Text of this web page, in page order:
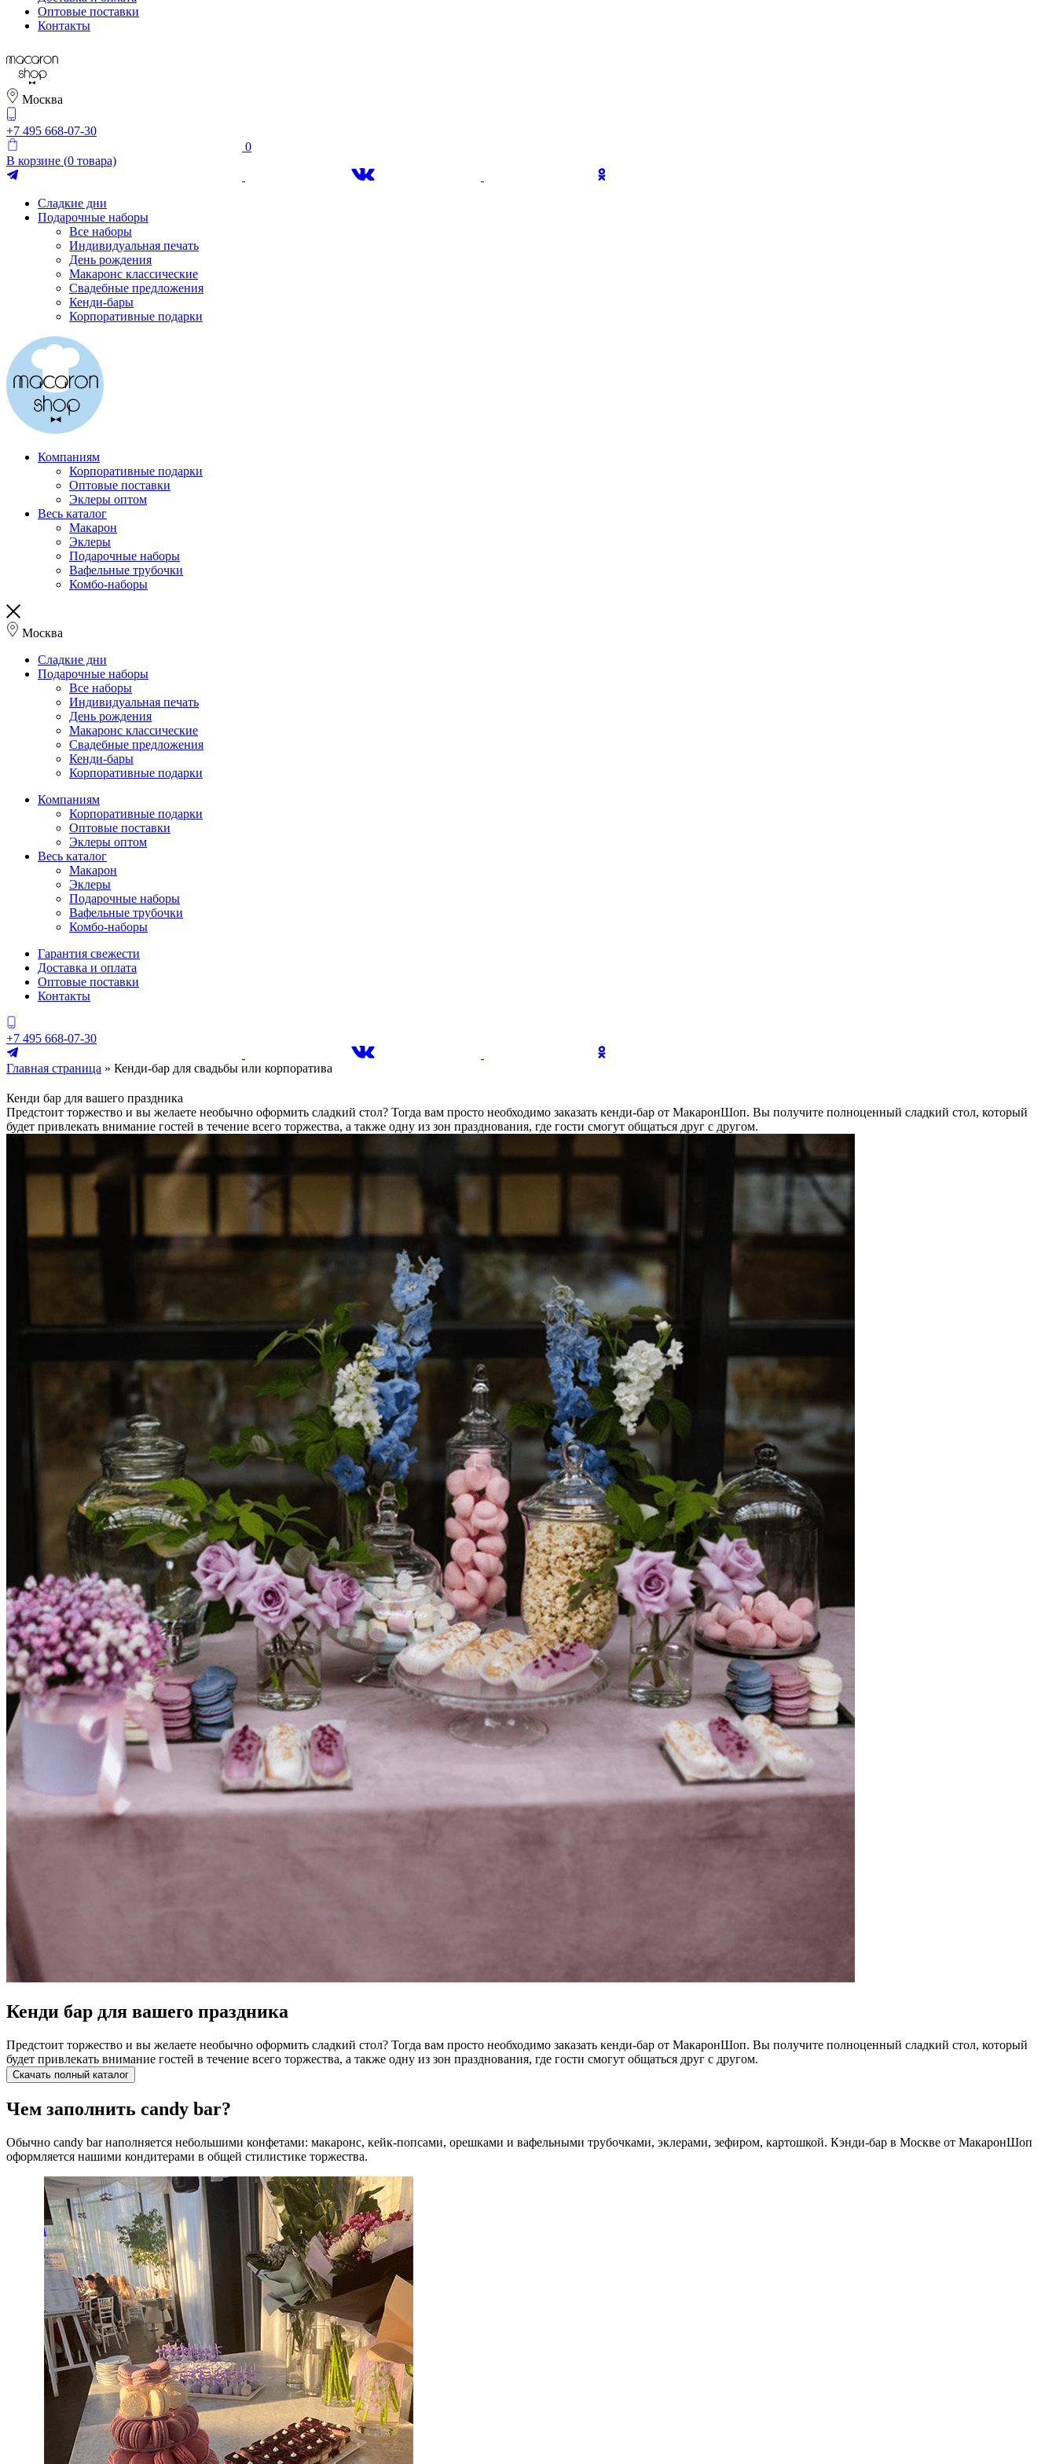
Оптовые поставки
Контакты
Москва
+7 495 668-07-30
0
В корзине (0 товара)
Сладкие дни
Подарочные наборы
Все наборы
Индивидуальная печать
День рождения
Макаронс классические
Свадебные предложения
Кенди-бары
Корпоративные подарки
Компаниям
Корпоративные подарки
Оптовые поставки
Эклеры оптом
Весь каталог
Макарон
Эклеры
Подарочные наборы
Вафельные трубочки
Комбо-наборы
Москва
Сладкие дни
Подарочные наборы
Все наборы
Индивидуальная печать
День рождения
Макаронс классические
Свадебные предложения
Кенди-бары
Корпоративные подарки
Компаниям
Корпоративные подарки
Оптовые поставки
Эклеры оптом
Весь каталог
Макарон
Эклеры
Подарочные наборы
Вафельные трубочки
Комбо-наборы
Гарантия свежести
Доставка и оплата
Оптовые поставки
Контакты
+7 495 668-07-30
Главная страница » Кенди-бар для свадьбы или корпоратива
Кенди бар для вашего праздника
Предстоит торжество и вы желаете необычно оформить сладкий стол? Тогда вам просто необходимо заказать кенди-бар от МакаронШоп. Вы получите полноценный сладкий стол, который
будет привлекать внимание гостей в течение всего торжества, а также одну из зон празднования, где гости смогут общаться друг с другом.
Кенди бар для вашего праздника
Предстоит торжество и вы желаете необычно оформить сладкий стол? Тогда вам просто необходимо заказать кенди-бар от МакаронШоп. Вы получите полноценный сладкий стол, который
будет привлекать внимание гостей в течение всего торжества, а также одну из зон празднования, где гости смогут общаться друг с другом.
Скачать полный каталог
Чем заполнить candy bar?
Обычно candy bar наполняется небольшими конфетами: макаронс, кейк-попсами, орешками и вафельными трубочками, эклерами, зефиром, картошкой. Кэнди-бар в Москве от МакаронШоп
оформляется нашими кондитерами в общей стилистике торжества.